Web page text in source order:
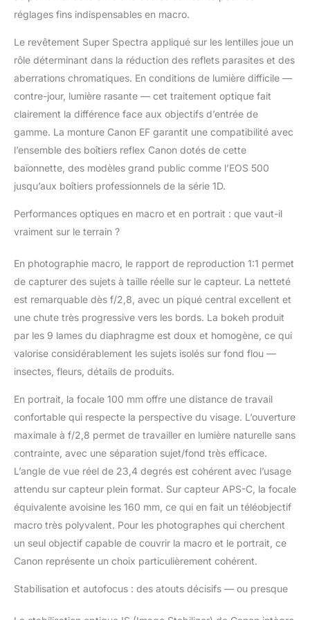
réglages fins indispensables en macro.
Le revêtement Super Spectra appliqué sur les lentilles joue un
rôle déterminant dans la réduction des reflets parasites et des
aberrations chromatiques. En conditions de lumière difficile —
contre-jour, lumière rasante — cet traitement optique fait
clairement la différence face aux objectifs d’entrée de
gamme. La monture Canon EF garantit une compatibilité avec
l’ensemble des boîtiers reflex Canon dotés de cette
baïonnette, des modèles grand public comme l’EOS 500
jusqu’aux boîtiers professionnels de la série 1D.
Performances optiques en macro et en portrait : que vaut-il
vraiment sur le terrain ?
En photographie macro, le rapport de reproduction 1:1 permet
de capturer des sujets à taille réelle sur le capteur. La netteté
est remarquable dès f/2,8, avec un piqué central excellent et
une chute très progressive vers les bords. La bokeh produit
par les 9 lames du diaphragme est doux et homogène, ce qui
valorise considérablement les sujets isolés sur fond flou —
insectes, fleurs, détails de produits.
En portrait, la focale 100 mm offre une distance de travail
confortable qui respecte la perspective du visage. L’ouverture
maximale à f/2,8 permet de travailler en lumière naturelle sans
contrainte, avec une séparation sujet/fond très efficace.
L’angle de vue réel de 23,4 degrés est cohérent avec l’usage
attendu sur capteur plein format. Sur capteur APS-C, la focale
équivalente avoisine les 160 mm, ce qui en fait un téléobjectif
macro très polyvalent. Pour les photographes qui cherchent
un seul objectif capable de couvrir la macro et le portrait, ce
Canon représente un choix particulièrement cohérent.
Stabilisation et autofocus : des atouts décisifs — ou presque